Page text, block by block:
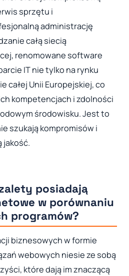
sprzętu i
administrację
całą siecią
renomowane software
IT nie tylko na rynku
całej Unii Europejskiej, co
kompetencjach i zdolności
środowisku. Jest to
szukają kompromisów i
jakość.
posiadają
w porównaniu
programów?
biznesowych w formie
webowych niesie ze sobą
które dają im znaczącą